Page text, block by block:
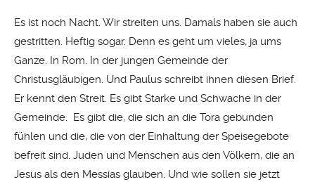
Es ist noch Nacht. Wir streiten uns. Damals haben sie auch
gestritten. Heftig sogar. Denn es geht um vieles, ja ums
Ganze. In Rom. In der jungen Gemeinde der
Christusgläubigen. Und Paulus schreibt ihnen diesen Brief.
Er kennt den Streit. Es gibt Starke und Schwache in der
Gemeinde. Es gibt die, die sich an die Tora gebunden
fühlen und die, die von der Einhaltung der Speisegebote
befreit sind. Juden und Menschen aus den Völkern, die an
Jesus als den Messias glauben. Und wie sollen sie jetzt